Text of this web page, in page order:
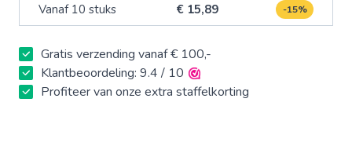
Vanaf 10 stuks € 15,89 -15%
Gratis verzending vanaf € 100,-
Klantbeoordeling: 9.4 / 10
Profiteer van onze extra staffelkorting